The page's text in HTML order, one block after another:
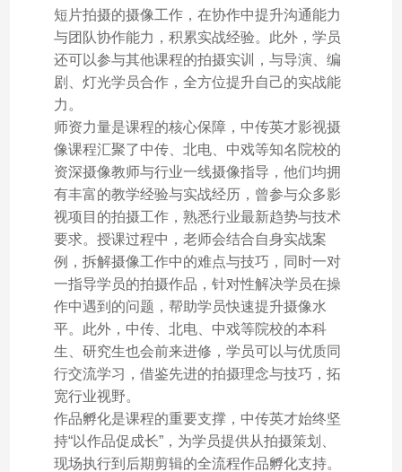
短片拍摄的摄像工作，在协作中提升沟通能力
与团队协作能力，积累实战经验。此外，学员
还可以参与其他课程的拍摄实训，与导演、编
剧、灯光学员合作，全方位提升自己的实战能
力。
师资力量是课程的核心保障，中传英才影视摄
像课程汇聚了中传、北电、中戏等知名院校的
资深摄像教师与行业一线摄像指导，他们均拥
有丰富的教学经验与实战经历，曾参与众多影
视项目的拍摄工作，熟悉行业最新趋势与技术
要求。授课过程中，老师会结合自身实战案
例，拆解摄像工作中的难点与技巧，同时一对
一指导学员的拍摄作品，针对性解决学员在操
作中遇到的问题，帮助学员快速提升摄像水
平。此外，中传、北电、中戏等院校的本科
生、研究生也会前来进修，学员可以与优质同
行交流学习，借鉴先进的拍摄理念与技巧，拓
宽行业视野。
作品孵化是课程的重要支撑，中传英才始终坚
持“以作品促成长”，为学员提供从拍摄策划、
现场执行到后期剪辑的全流程作品孵化支持。